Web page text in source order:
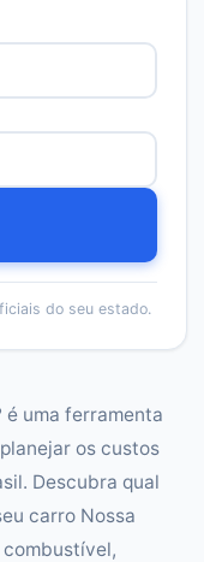
do seu estado.
é uma ferramenta
os custos
Descubra qual
carro Nossa
combustível,